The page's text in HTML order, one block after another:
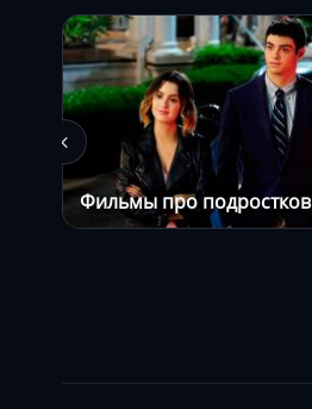
Фильмы про подростков